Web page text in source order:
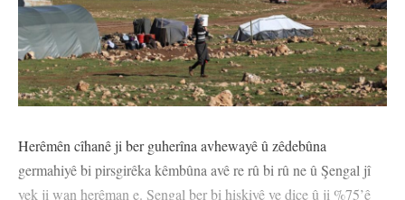
Herêmên cîhanê ji ber guherîna avhewayê û zêdebûna
germahiyê bi pirsgirêka kêmbûna avê re rû bi rû ne û Şengal jî
yek ji wan herêman e. Şengal ber bi hişkiyê ve diçe û ji %75’ê